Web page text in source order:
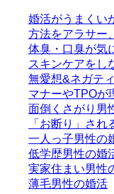
婚活がうまくい
方法をアラサー
体臭・口臭が気
スキンケアをし
無愛想&ネガテ
マナーやTPOが
面倒くさがり男
「お断り」され
一人っ子男性の
低学歴男性の婚
実家住まい男性
薄毛男性の婚活